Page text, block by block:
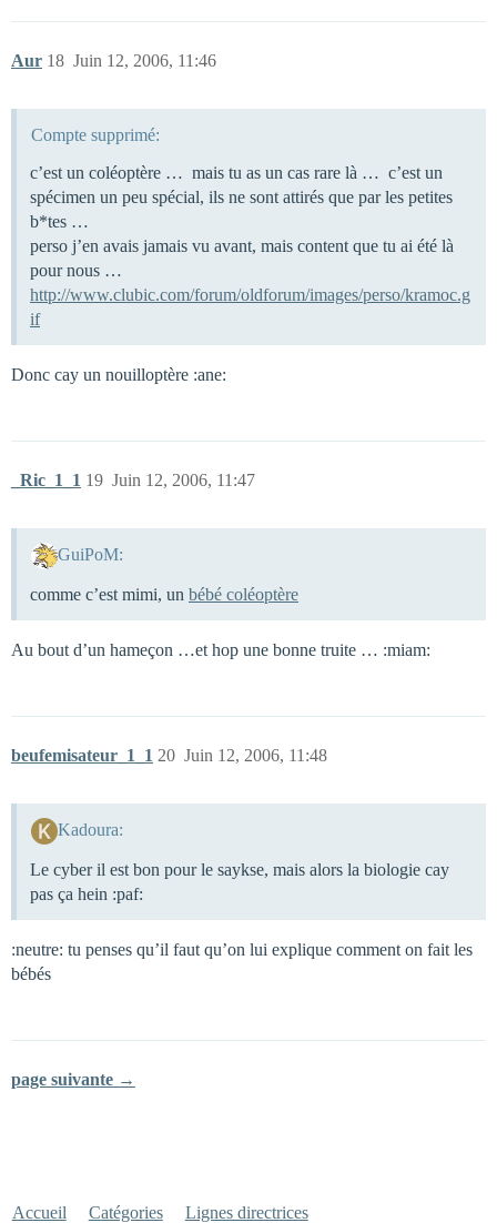
Aur Juin 12, 2006, 11:46
18
Compte supprimé:
c’est un coléoptère … mais tu as un cas rare là … c’est un
spécimen un peu spécial, ils ne sont attirés que par les petites
b*tes …
perso j’en avais jamais vu avant, mais content que tu ai été là
pour nous …
http://www.clubic.com/forum/oldforum/images/perso/kramoc.g
if
Donc cay un nouilloptère :ane:
_Ric_1_1 Juin 12, 2006, 11:47
19
GuiPoM:
comme c’est mimi, un bébé coléoptère
Au bout d’un hameçon …et hop une bonne truite … :miam:
beufemisateur_1_1 Juin 12, 2006, 11:48
20
Kadoura:
Le cyber il est bon pour le saykse, mais alors la biologie cay
pas ça hein :paf:
:neutre: tu penses qu’il faut qu’on lui explique comment on fait les
bébés
page suivante →
Accueil Catégories Lignes directrices